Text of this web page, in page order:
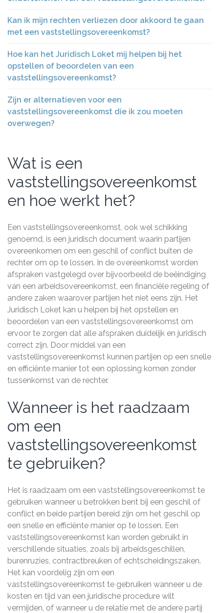
Kan ik mijn rechten verliezen door akkoord te gaan
met een vaststellingsovereenkomst?
Hoe kan het Juridisch Loket mij helpen bij het
opstellen of beoordelen van een
vaststellingsovereenkomst?
Zijn er alternatieven voor een
vaststellingsovereenkomst die ik zou moeten
overwegen?
Wat is een
vaststellingsovereenkomst
en hoe werkt het?
Een vaststellingsovereenkomst, ook wel schikking
genoemd, is een juridisch document waarin partijen
overeenkomen om een geschil of conflict buiten de
rechter om op te lossen. In de overeenkomst worden
afspraken vastgelegd over bijvoorbeeld de beëindiging
van een arbeidsovereenkomst, een financiële regeling of
andere zaken waarover partijen het niet eens zijn. Het
Juridisch Loket kan u helpen bij het opstellen en
beoordelen van een vaststellingsovereenkomst om
ervoor te zorgen dat alle afspraken duidelijk en juridisch
correct zijn. Door middel van een
vaststellingsovereenkomst kunnen partijen op een snelle
en efficiënte manier tot een oplossing komen zonder
tussenkomst van de rechter.
Wanneer is het raadzaam
om een
vaststellingsovereenkomst
te gebruiken?
Het is raadzaam om een vaststellingsovereenkomst te
gebruiken wanneer u betrokken bent bij een geschil of
conflict en beide partijen bereid zijn om het geschil op
een snelle en efficiënte manier op te lossen. Een
vaststellingsovereenkomst kan worden gebruikt in
verschillende situaties, zoals bij arbeidsgeschillen,
burenruzies, contractbreuken of echtscheidingszaken.
Het kan voordelig zijn om een
vaststellingsovereenkomst te gebruiken wanneer u de
kosten en tijd van een juridische procedure wilt
vermijden, of wanneer u de relatie met de andere partij